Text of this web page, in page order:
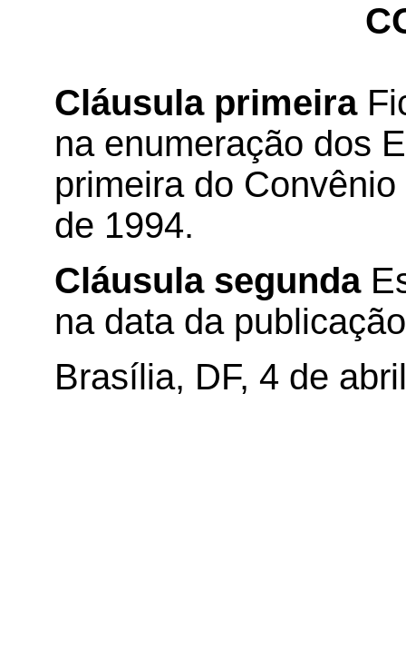
Cláusula primeira
na enumeração dos
primeira do
de 1994.
Cláusula segunda
na data da
Brasília, DF, 4 de